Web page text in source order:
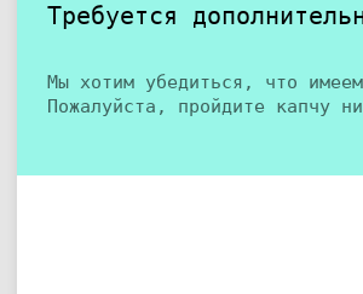
Требуется
Мы хотим убедиться, что
Пожалуйста, пройдите капчу